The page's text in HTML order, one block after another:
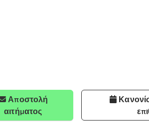
Αποστολή
αιτήματος